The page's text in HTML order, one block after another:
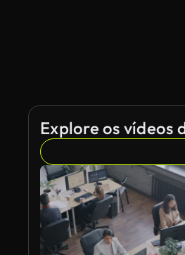
Explore os vídeos